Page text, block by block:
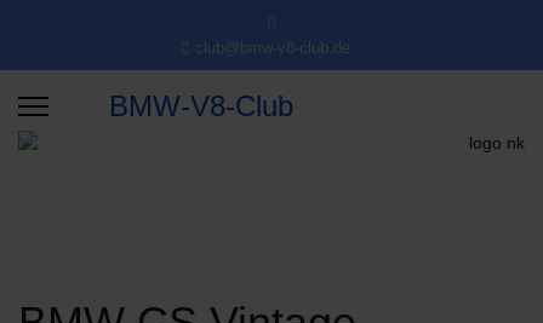
club@bmw-v8-club.de
BMW-V8-Club